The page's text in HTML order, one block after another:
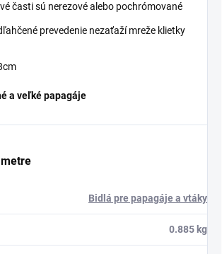
časti sú nerezové alebo pochrómované
prevedenie nezaťaží mreže klietky
a veľké papagáje
Bidlá pre papagáje a vtáky
0.885 kg